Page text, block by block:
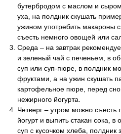
бутербродом с маслом и
уха, на полдник скушать
ужином употребить макароны
съесть немного овощей или
Среда – на завтрак
и зеленый чай с печеньем, в
суп или суп-пюре, в полдник
фруктами, а на ужин скушать
картофельное пюре, перед
нежирного йогурта.
Четверг – утром можно съесть
йогурт и выпить стакан сока,
суп с кусочком хлеба,